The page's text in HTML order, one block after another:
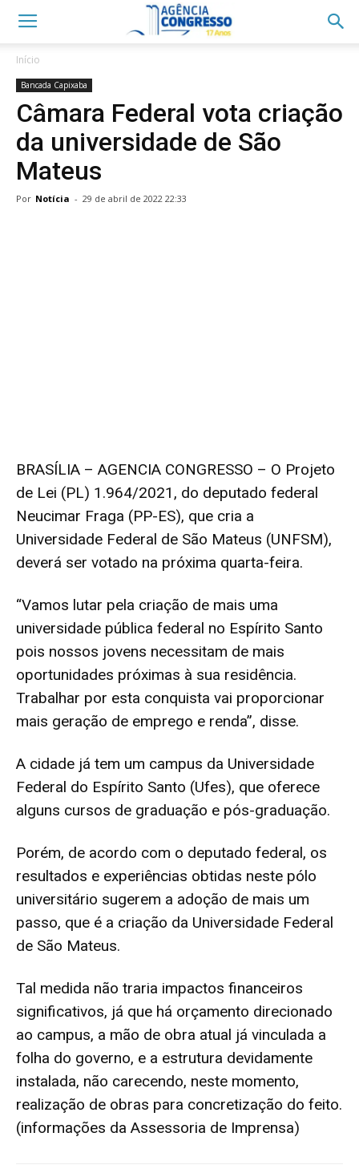
Início
Bancada Capixaba
Câmara Federal vota criação
da universidade de São
Mateus
Por Notícia - 29 de abril de 2022 22:33
BRASÍLIA – AGENCIA CONGRESSO – O Projeto
de Lei (PL) 1.964/2021, do deputado federal
Neucimar Fraga (PP-ES), que cria a
Universidade Federal de São Mateus (UNFSM),
deverá ser votado na próxima quarta-feira.
“Vamos lutar pela criação de mais uma
universidade pública federal no Espírito Santo
pois nossos jovens necessitam de mais
oportunidades próximas à sua residência.
Trabalhar por esta conquista vai proporcionar
mais geração de emprego e renda”, disse.
A cidade já tem um campus da Universidade
Federal do Espírito Santo (Ufes), que oferece
alguns cursos de graduação e pós-graduação.
Porém, de acordo com o deputado federal, os
resultados e experiências obtidas neste pólo
universitário sugerem a adoção de mais um
passo, que é a criação da Universidade Federal
de São Mateus.
Tal medida não traria impactos financeiros
significativos, já que há orçamento direcionado
ao campus, a mão de obra atual já vinculada a
folha do governo, e a estrutura devidamente
instalada, não carecendo, neste momento,
realização de obras para concretização do feito.
(informações da Assessoria de Imprensa)